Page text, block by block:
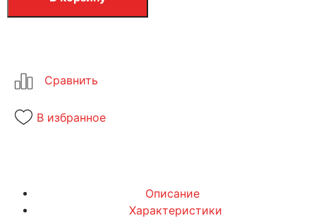
В избранное
Описание
Характеристики